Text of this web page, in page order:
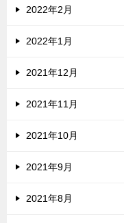
2022年2月
2022年1月
2021年12月
2021年11月
2021年10月
2021年9月
2021年8月